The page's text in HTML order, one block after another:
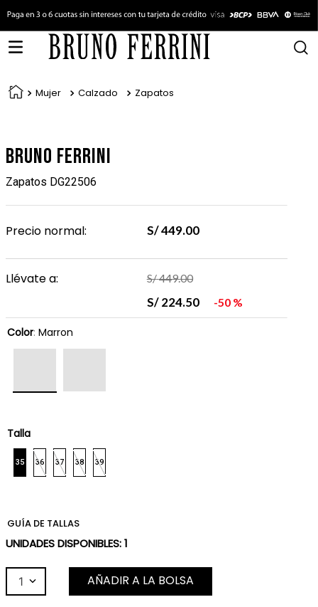
Mujer Calzado Zapatos
Bruno Ferrini
Zapatos DG22506
Precio normal: S/449.00
Llévate a: S/449.00
S/ 224.50 50 %
Color: Marron
Talla
35 36 37 38 39
GUÍA DE TALLAS
UNIDADES DISPONIBLES:1
1 AÑADIR A LA BOLSA